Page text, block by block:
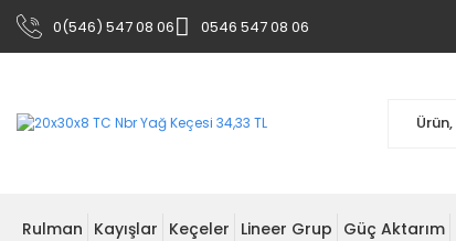
0(546) 547 08 06 0546 547 08 06
Rulman Kayışlar Keçeler Lineer Grup Güç Aktarım